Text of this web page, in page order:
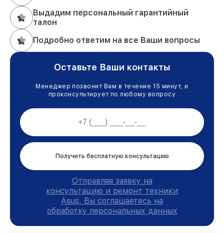
Выдадим персональный гарантийный
талон
Подробно ответим на все Ваши вопросы
Оставьте Ваши контакты
Менеджер позвонит Вам в течение 15 минут, и
проконсультирует по любому вопросу
Получить бесплатную консультацию
Отправляя заявку на
консультацию и ремонт техники
Asus, Вы соглашаетесь на
обработку персональных данных